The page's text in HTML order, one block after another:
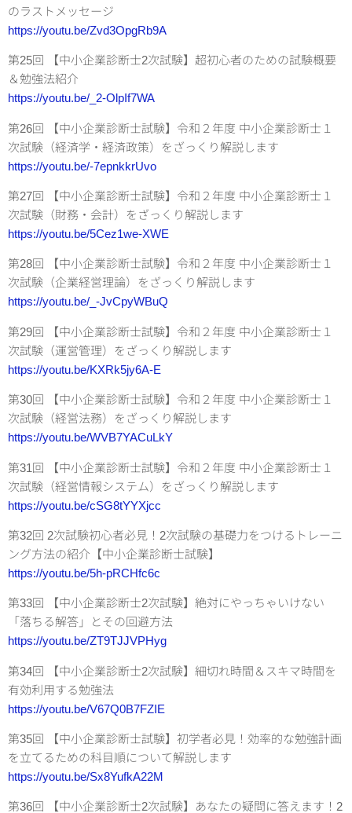
のラストメッセージ
https://youtu.be/Zvd3OpgRb9A
第25回 【中小企業診断士2次試験】超初心者のための試験概要
＆勉強法紹介
https://youtu.be/_2-OlpIf7WA
第26回 【中小企業診断士試験】令和２年度 中小企業診断士１
次試験（経済学・経済政策）をざっくり解説します
https://youtu.be/-7epnkkrUvo
第27回 【中小企業診断士試験】令和２年度 中小企業診断士１
次試験（財務・会計）をざっくり解説します
https://youtu.be/5Cez1we-XWE
第28回 【中小企業診断士試験】令和２年度 中小企業診断士１
次試験（企業経営理論）をざっくり解説します
https://youtu.be/_-JvCpyWBuQ
第29回 【中小企業診断士試験】令和２年度 中小企業診断士１
次試験（運営管理）をざっくり解説します
https://youtu.be/KXRk5jy6A-E
第30回 【中小企業診断士試験】令和２年度 中小企業診断士１
次試験（経営法務）をざっくり解説します
https://youtu.be/WVB7YACuLkY
第31回 【中小企業診断士試験】令和２年度 中小企業診断士１
次試験（経営情報システム）をざっくり解説します
https://youtu.be/cSG8tYYXjcc
第32回 2次試験初心者必見！2次試験の基礎力をつけるトレーニ
ング方法の紹介【中小企業診断士試験】
https://youtu.be/5h-pRCHfc6c
第33回 【中小企業診断士2次試験】絶対にやっちゃいけない
「落ちる解答」とその回避方法
https://youtu.be/ZT9TJJVPHyg
第34回 【中小企業診断士2次試験】細切れ時間＆スキマ時間を
有効利用する勉強法
https://youtu.be/V67Q0B7FZIE
第35回 【中小企業診断士試験】初学者必見！効率的な勉強計画
を立てるための科目順について解説します
https://youtu.be/Sx8YufkA22M
第36回 【中小企業診断士2次試験】あなたの疑問に答えます！2